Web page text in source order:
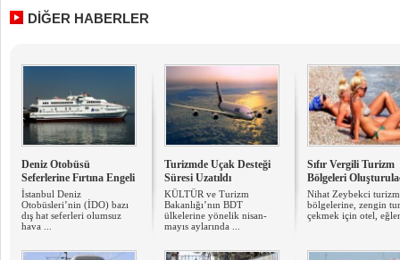
DİĞER HABERLER
Deniz Otobüsü
Seferlerine Fırtına Engeli
İstanbul Deniz
Otobüsleri’nin (İDO) bazı
dış hat seferleri olumsuz
hava ...
Turizmde Uçak Desteği
Süresi Uzatıldı
KÜLTÜR ve Turizm
Bakanlığı’nın BDT
ülkelerine yönelik nisan-
mayıs aylarında ...
Sıfır Vergili Turizm
Bölgeleri
Nihat Zeybekci turizm
bölgelerine, zengin
çekmek için otel,